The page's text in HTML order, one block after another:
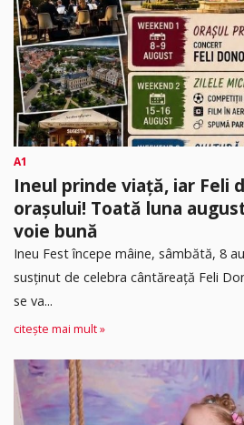
A1
Ineul prinde viață, iar Feli
orașului! Toată luna
voie bună
Ineu Fest începe mâine, sâmbătă, 8
susținut de celebra cântăreață Feli
se va...
citește mai mult »